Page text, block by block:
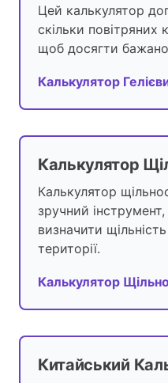
Цей калькулятор
скільки повітряних
щоб досягти
Калькулятор
Калькулятор
Калькулятор
зручний
визначити
території.
Калькулятор
Китайський